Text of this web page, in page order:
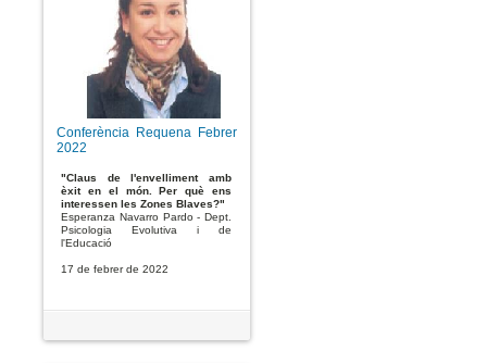
Conferència Requena Febrer
2022
"Claus de l'envelliment amb
èxit en el món. Per què ens
interessen les Zones Blaves?"
Esperanza Navarro Pardo - Dept.
Psicologia Evolutiva i de
l'Educació
17 de febrer de 2022